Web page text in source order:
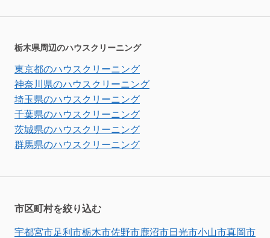
栃木県周辺のハウスクリーニング
東京都のハウスクリーニング
神奈川県のハウスクリーニング
埼玉県のハウスクリーニング
千葉県のハウスクリーニング
茨城県のハウスクリーニング
群馬県のハウスクリーニング
市区町村を絞り込む
宇都宮市足利市栃木市佐野市鹿沼市日光市小山市真岡市